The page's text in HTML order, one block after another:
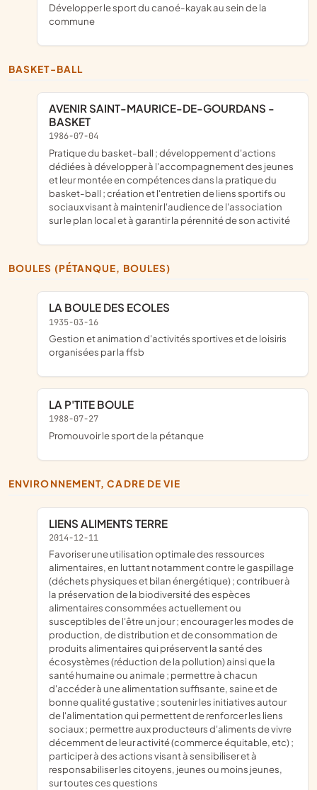
développer le sport du canoé-kayak au sein de la
commune
BASKET-BALL
AVENIR SAINT-MAURICE-DE-GOURDANS -
BASKET
1986-07-04
pratique du basket-ball ; développement d'actions
dédiées à développer à l'accompagnement des jeunes
et leur montée en compétences dans la pratique du
basket-ball ; création et l'entretien de liens sportifs ou
sociaux visant à maintenir l'audience de l'association
sur le plan local et à garantir la pérennité de son activité
BOULES (PÉTANQUE, BOULES)
LA BOULE DES ECOLES
1935-03-16
gestion et animation d'activités sportives et de loisiris
organisées par la ffsb
LA P'TITE BOULE
1988-07-27
promouvoir le sport de la pétanque
ENVIRONNEMENT, CADRE DE VIE
LIENS ALIMENTS TERRE
2014-12-11
favoriser une utilisation optimale des ressources
alimentaires, en luttant notamment contre le gaspillage
(déchets physiques et bilan énergétique) ; contribuer à
la préservation de la biodiversité des espèces
alimentaires consommées actuellement ou
susceptibles de l'être un jour ; encourager les modes de
production, de distribution et de consommation de
produits alimentaires qui préservent la santé des
écosystèmes (réduction de la pollution) ainsi que la
santé humaine ou animale ; permettre à chacun
d'accéder à une alimentation suffisante, saine et de
bonne qualité gustative ; soutenir les initiatives autour
de l'alimentation qui permettent de renforcer les liens
sociaux ; permettre aux producteurs d'aliments de vivre
décemment de leur activité (commerce équitable, etc) ;
participer à des actions visant à sensibiliser et à
responsabiliser les citoyens, jeunes ou moins jeunes,
sur toutes ces questions